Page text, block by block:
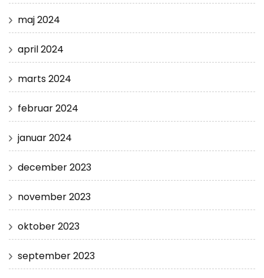
maj 2024
april 2024
marts 2024
februar 2024
januar 2024
december 2023
november 2023
oktober 2023
september 2023